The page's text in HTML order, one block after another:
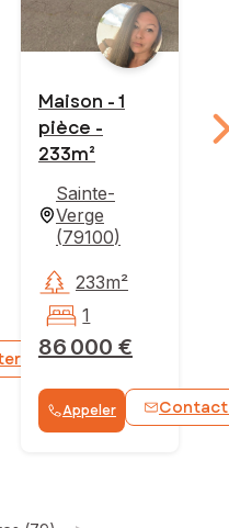
WhatsApp
Maison - 1
pièce -
233m²
Sainte-
Verge
(79100)
86 000 €
233m²
1
Appeler